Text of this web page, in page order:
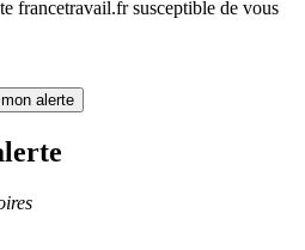
francetravail.fr susceptible de vous
alerte